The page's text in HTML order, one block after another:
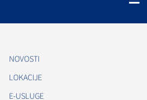
NOVOSTI
LOKACIJE
E-USLUGE